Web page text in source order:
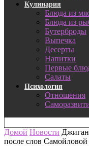
Кулинария
Блюда из
Блюда из
Бутерброды
Выпечка
Десерты
Напитки
Первые
Салаты
Психология
Отношения
Домой Новости Джиган
после слов Самойловой